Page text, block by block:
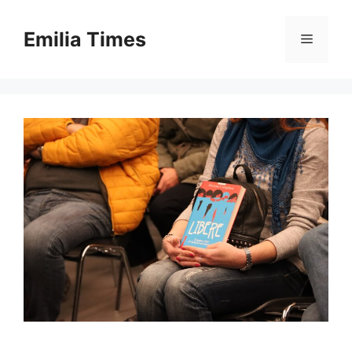
contentEmilia Times Menu